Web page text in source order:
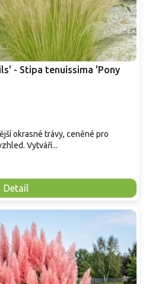
- Stipa tenuissima 'Pony
Detail
okrasné trávy, ceněné pro
Vytváří...